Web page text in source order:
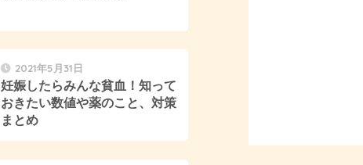
2021年5月31日
妊娠したらみんな貧血！知って
おきたい数値や薬のこと、対策
まとめ